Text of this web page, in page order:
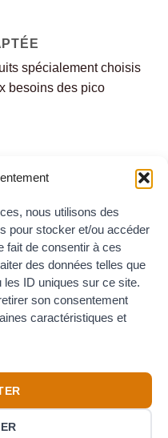
nous utilisons des
pour stocker et/ou accéder
fait de consentir à ces
des données telles que
les ID uniques sur ce site.
son consentement
caractéristiques et
spécialement choisis
besoins des pico
avec vos
ou après votre achat.
Visa